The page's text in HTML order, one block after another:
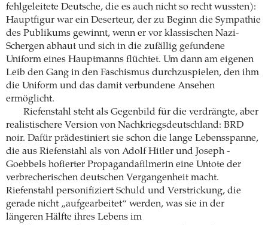
fehlgeleitete Deutsche, die es auch nicht so recht wussten):
Hauptfigur war ein Deserteur, der zu Beginn die Sympathie
des Publikums gewinnt, wenn er vor klassischen Nazi-
Schergen abhaut und sich in die zufällig gefundene
Uniform eines Hauptmanns flüchtet. Um dann am eigenen
Leib den Gang in den Faschismus durchzuspielen, den ihm
die Uniform und das damit verbundene Ansehen
ermöglicht.
Riefenstahl steht als Gegenbild für die­ ­verdrängte, aber
realistischere Version von Nach­kriegsdeutschland: BRD
noir. Dafür prädestiniert sie schon die lange Lebensspanne,
die aus ­Riefenstahl als von Adolf Hitler und Joseph ­
Goebbels hofierter Propagandafilmerin eine Untote der
verbrecherischen deutschen Vergangenheit macht.
Riefenstahl personifiziert Schuld und Verstrickung, die
gerade nicht „aufgearbeitet“ werden, was sie in der
längeren Hälfte ihres Lebens im